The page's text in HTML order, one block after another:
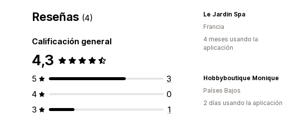
Reseñas (4)
Calificación general
4,3
5
3
4
0
3
1
Le Jardin Spa
Francia
4 meses usando la
aplicación
Hobbyboutique Monique
Países Bajos
2 días usando la aplicación